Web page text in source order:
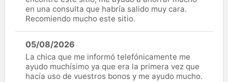
en una consulta que habría salido muy cara.
Recomiendo mucho este sitio.
05/08/2026
La chica que me informó telefónicamente me
ayudo muchísimo ya que era la primera vez que
hacía uso de vuestros bonos y me ayudo mucho.